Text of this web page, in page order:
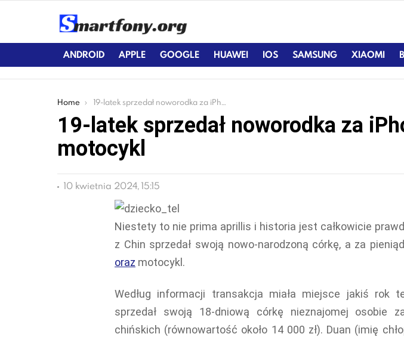
ANDROID APPLE GOOGLE HUAWEI IOS SAMSUNG XIAOMI
You are here:
Home 19-latek sprzedał noworodka za iPhone i motocykl
19-latek sprzedał noworodka za
motocykl
10 kwietnia 2024, 15:15
Niestety to nie prima aprillis i historia jest całkowicie
z Chin sprzedał swoją nowo-narodzoną córkę, a za
oraz motocykl.
Według informacji transakcja miała miejsce jakiś rok
sprzedał swoją 18-dniową córkę nieznajomej osobie
chińskich (równowartość około 14 000 zł). Duan (imię